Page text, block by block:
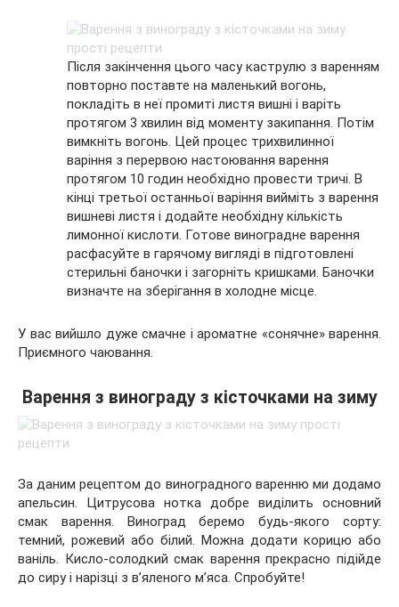
Після закінчення цього часу каструлю з варенням
повторно поставте на маленький вогонь,
покладіть в неї промиті листя вишні і варіть
протягом 3 хвилин від моменту закипання. Потім
вимкніть вогонь. Цей процес трихвилинної
варіння з перервою настоювання варення
протягом 10 годин необхідно провести тричі. В
кінці третьої останньої варіння вийміть з варення
вишневі листя і додайте необхідну кількість
лимонної кислоти. Готове виноградне варення
расфасуйте в гарячому вигляді в підготовлені
стерильні баночки і загорніть кришками. Баночки
визначте на зберігання в холодне місце.
У вас вийшло дуже смачне і ароматне «сонячне» варення.
Приємного чаювання.
Варення з винограду з кісточками на зиму
За даним рецептом до виноградного варенню ми додамо
апельсин. Цитрусова нотка добре виділить основний
смак варення. Виноград беремо будь-якого сорту:
темний, рожевий або білий. Можна додати корицю або
ваніль. Кисло-солодкий смак варення прекрасно підійде
до сиру і нарізці з в’яленого м’яса. Спробуйте!